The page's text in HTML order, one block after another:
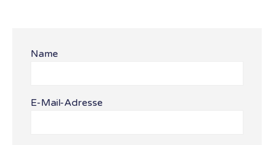
Name
Bitte lasse dieses Feld leer.
E-Mail-Adresse